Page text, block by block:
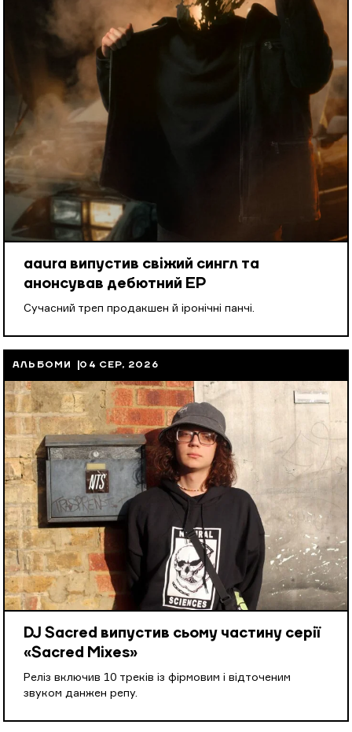
aaura випустив свіжий сингл та
анонсував дебютний EP
Cучасний треп продакшен й іронічні панчі.
АЛЬБОМИ 04 СЕР, 2026
DJ Sacred випустив сьому частину серії
«Sacred Mixes»
Реліз включив 10 треків із фірмовим і відточеним
звуком данжен репу.